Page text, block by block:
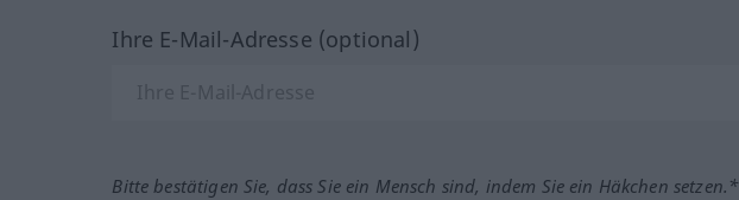
Ihre E-Mail-Adresse (optional)
Bitte bestätigen Sie, dass Sie ein Mensch sind, indem Sie ein Häkchen setzen.*